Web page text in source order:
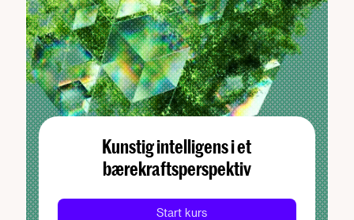
Kunstig intelligens i et
bærekraftsperspektiv
Start kurs